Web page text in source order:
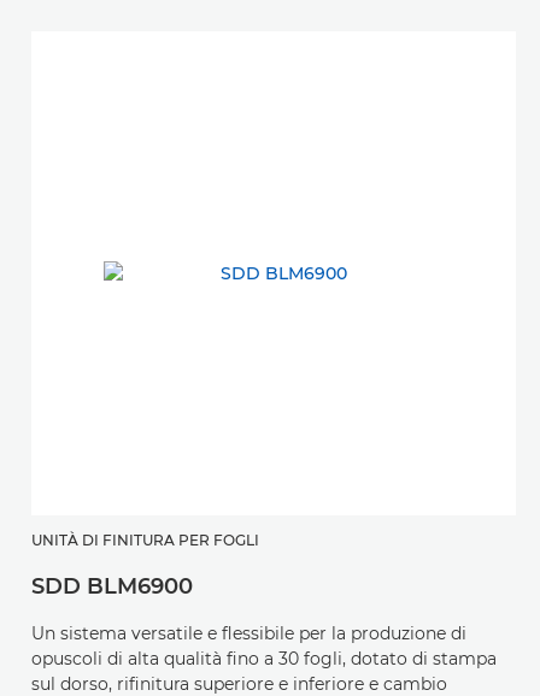
UNITÀ DI FINITURA PER FOGLI
SDD BLM6900
Un sistema versatile e flessibile per la produzione di
opuscoli di alta qualità fino a 30 fogli, dotato di stampa
sul dorso, rifinitura superiore e inferiore e cambio